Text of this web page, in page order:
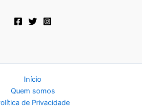
Início
Quem somos
de Privacidade